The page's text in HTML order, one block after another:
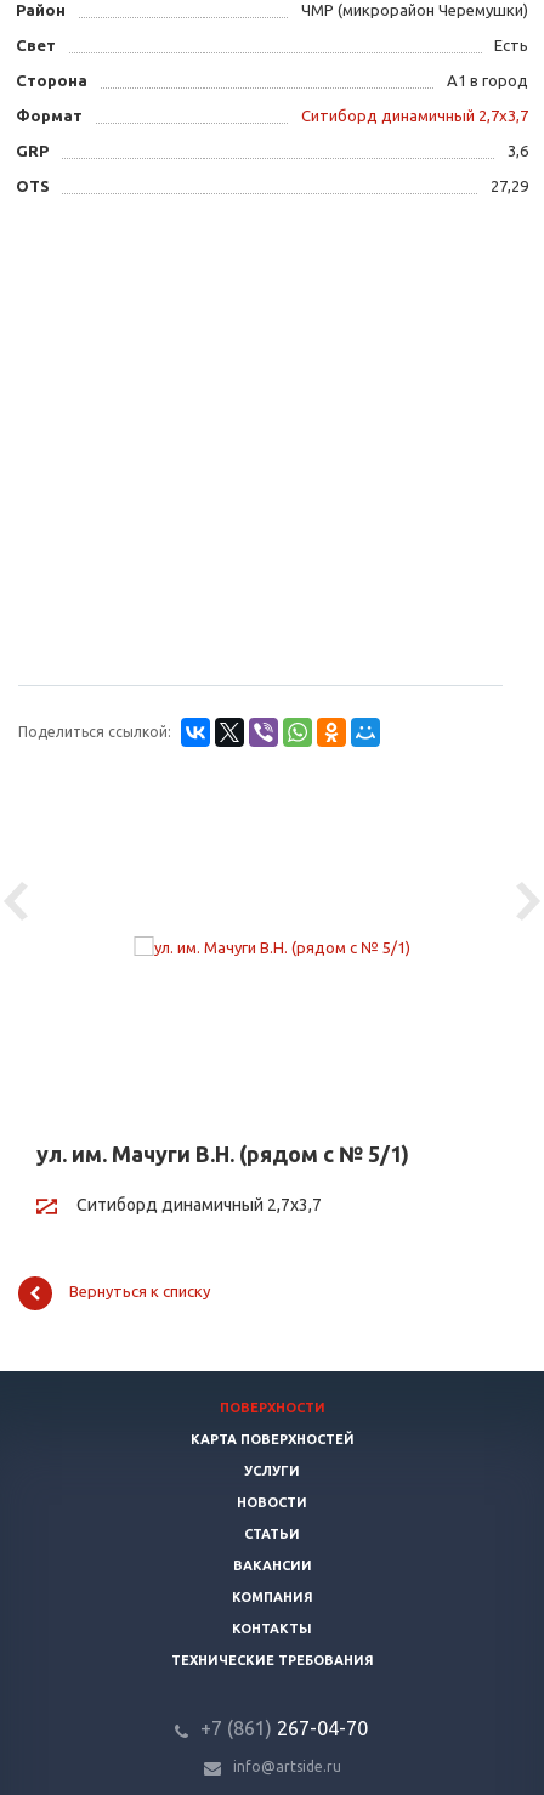
Район ЧМР (микрорайон Черемушки)
Свет Есть
Сторона А1 в город
Формат Ситиборд динамичный 2,7х3,7
GRP 3,6
OTS 27,29
Поделиться ссылкой:
Previous
ул. им. Мачуги В.Н. (рядом с № 5/1)
Ситиборд динамичный 2,7х3,7
Вернуться к списку
ПОВЕРХНОСТИ
КАРТА ПОВЕРХНОСТЕЙ
УСЛУГИ
НОВОСТИ
СТАТЬИ
ВАКАНСИИ
КОМПАНИЯ
КОНТАКТЫ
ТЕХНИЧЕСКИЕ ТРЕБОВАНИЯ
+7 (861) 267-04-70
info@artside.ru